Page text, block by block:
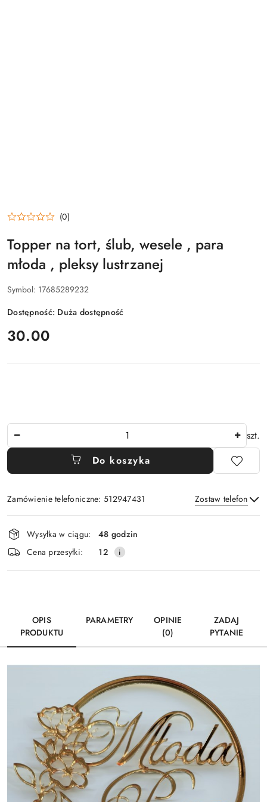
(0)
Topper na tort, ślub, wesele , para
młoda , pleksy lustrzanej
Symbol: 17685289232
Dostępność: Duża dostępność
cena:
30.00
szt.
Do koszyka
Zamówienie telefoniczne: 512947431 Zostaw telefon
Wyślij
Dostępność
i
dostawa
Wysyłka w ciągu:
48 godzin
Cena przesyłki:
12
OPIS
PRODUKTU
PARAMETRY
OPINIE
(0)
ZADAJ
PYTANIE